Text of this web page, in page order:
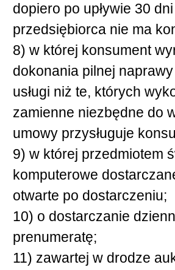
dopiero po upływie 30
przedsiębiorca nie ma
8) w której konsument
dokonania pilnej
usługi niż te, których
zamienne niezbędne do
umowy przysługuje
9) w której przedmiotem
komputerowe
otwarte po dostarczeniu;
10) o dostarczanie
prenumeratę;
11) zawartej w drodze